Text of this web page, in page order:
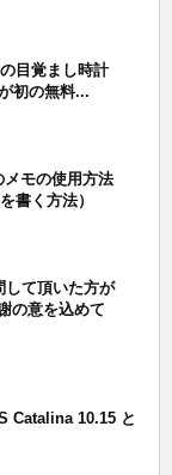
目覚まし時計
初の無料...
モの使用方法
書く方法）
て頂いた方が
の意を込めて
Catalina 10.15 と